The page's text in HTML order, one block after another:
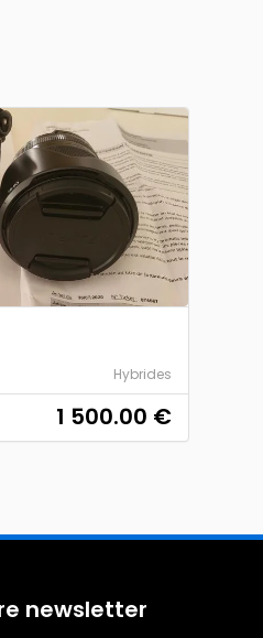
Hybrides
1 500.00 €
newsletter